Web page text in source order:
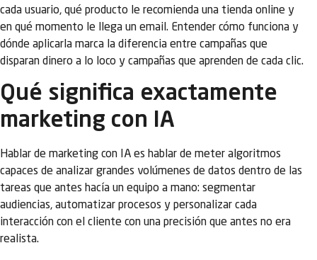
cada usuario, qué producto le recomienda una tienda online y
en qué momento le llega un email. Entender cómo funciona y
dónde aplicarla marca la diferencia entre campañas que
disparan dinero a lo loco y campañas que aprenden de cada clic.
Qué significa exactamente
marketing con IA
Hablar de marketing con IA es hablar de meter algoritmos
capaces de analizar grandes volúmenes de datos dentro de las
tareas que antes hacía un equipo a mano: segmentar
audiencias, automatizar procesos y personalizar cada
interacción con el cliente con una precisión que antes no era
realista.